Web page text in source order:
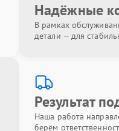
Надёжные
В рамках
детали — для
Результат
Наша работа
берём